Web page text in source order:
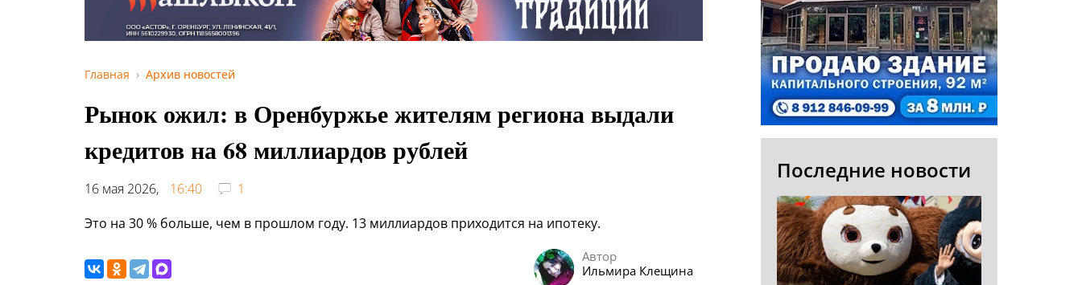
Главная Архив новостей
Рынок ожил: в Оренбуржье жителям региона выдали
кредитов на 68 миллиардов рублей
16 мая 2026, 16:40
1
Это на 30 % больше, чем в прошлом году. 13 миллиардов приходится на ипотеку.
Автор
Ильмира Клещина
Последние новости